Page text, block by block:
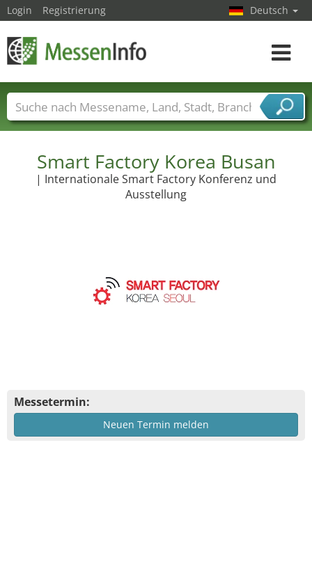
Smart Factory Korea Busan
| Internationale Smart Factory Konferenz und
Ausstellung
Messetermin:
Neuen Termin melden
Login Registrierung Deutsch
Toggle
Messenamen Länder Städte
Branchen